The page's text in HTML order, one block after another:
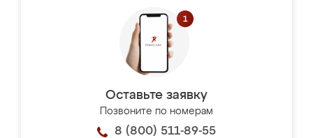
Оставьте заявку
Позвоните по номерам
8 (800) 511-89-55